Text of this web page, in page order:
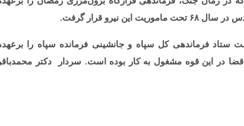
نیرو قرار گرفت.
ستاد فرماندهی کل سپاه و جانشینی فرمانده سپاه را
در این قوه مشغول به کار بوده است. سردار
دکتر